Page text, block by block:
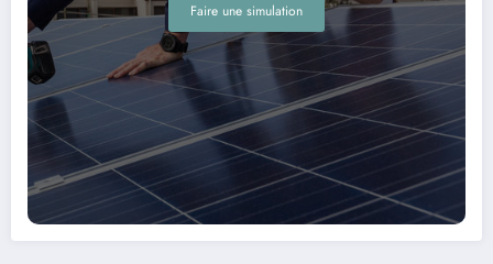
Faire une simulation